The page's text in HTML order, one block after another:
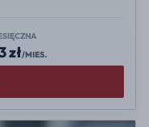
zł/MIES.